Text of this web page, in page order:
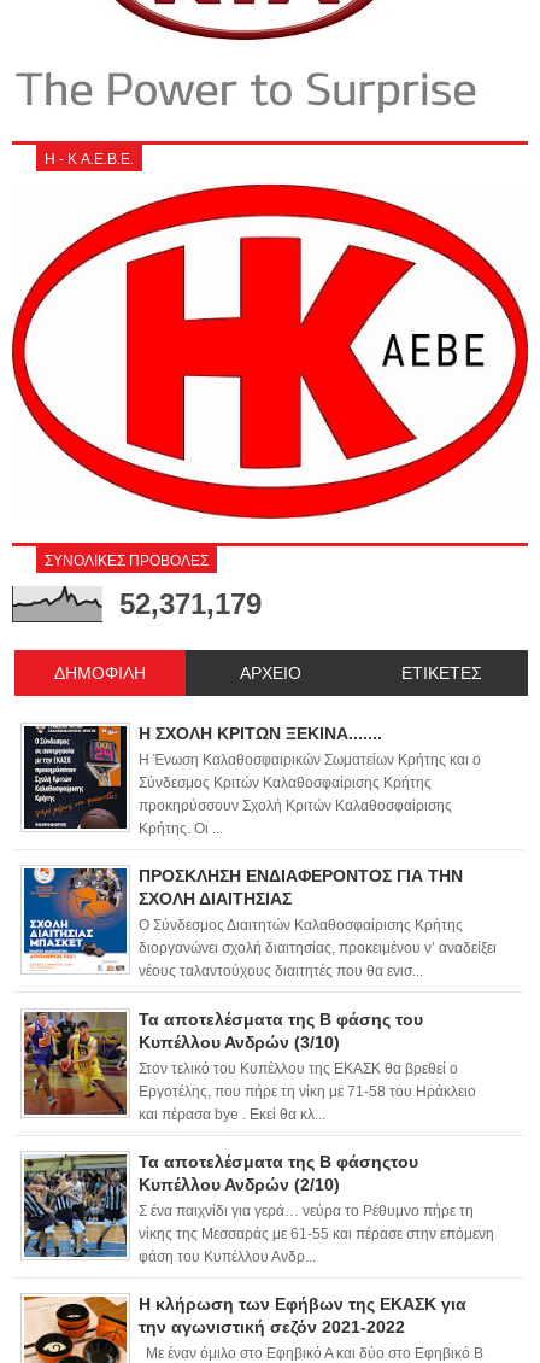
Η - Κ Α.Ε.Β.Ε.
ΣΥΝΟΛΙΚΕΣ ΠΡΟΒΟΛΕΣ
52,371,179
ΔΗΜΟΦΙΛΗ ΑΡΧΕΙΟ ΕΤΙΚΕΤΕΣ
Η ΣΧΟΛΗ ΚΡΙΤΩΝ ΞΕΚΙΝΑ.......
Η Ένωση Καλαθοσφαιρικών Σωματείων Κρήτης και ο
Σύνδεσμος Κριτών Καλαθοσφαίρισης Κρήτης
προκηρύσσουν Σχολή Κριτών Καλαθοσφαίρισης
Κρήτης. Οι ...
ΠΡΟΣΚΛΗΣΗ ΕΝΔΙΑΦΕΡΟΝΤΟΣ ΓΙΑ ΤΗΝ
ΣΧΟΛΗ ΔΙΑΙΤΗΣΙΑΣ
Ο Σύνδεσμος Διαιτητών Καλαθοσφαίρισης Κρήτης
διοργανώνει σχολή διαιτησίας, προκειμένου ν’ αναδείξει
νέους ταλαντούχους διαιτητές που θα ενισ...
Τα αποτελέσματα της Β φάσης του
Κυπέλλου Ανδρών (3/10)
Στον τελικό του Κυπέλλου της ΕΚΑΣΚ θα βρεθεί ο
Εργοτέλης, που πήρε τη νίκη με 71-58 του Ηράκλειο
και πέρασα bye . Εκεί θα κλ...
Τα αποτελέσματα της Β φάσηςτου
Κυπέλλου Ανδρών (2/10)
Σ ένα παιχνίδι για γερά… νεύρα το Ρέθυμνο πήρε τη
νίκης της Μεσσαράς με 61-55 και πέρασε στην επόμενη
φάση του Κυπέλλου Ανδρ...
Η κλήρωση των Εφήβων της ΕΚΑΣΚ για
την αγωνιστική σεζόν 2021-2022
Με έναν όμιλο στο Εφηβικό Α και δύο στο Εφηβικό Β